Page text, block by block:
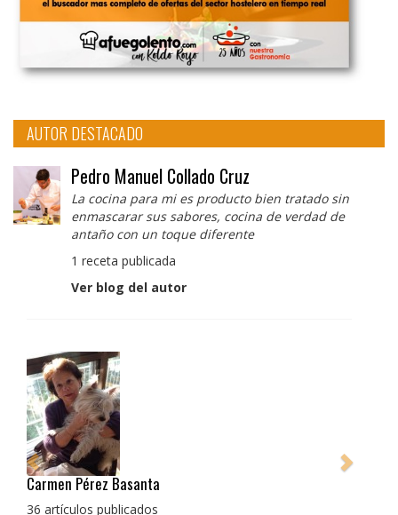
AUTOR DESTACADO
Pedro Manuel Collado Cruz
La cocina para mi es producto bien tratado sin
enmascarar sus sabores, cocina de verdad de
antaño con un toque diferente
1 receta publicada
Ver blog del autor
Pedro Manuel Collado Cruz
La cocina para mi es producto bien tratado sin